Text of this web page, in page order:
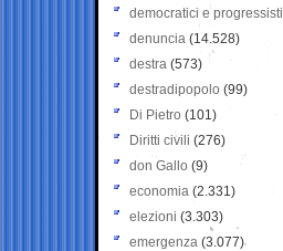
democratici e progressisti
denuncia (14.528)
destra (573)
destradipopolo (99)
Di Pietro (101)
Diritti civili (276)
don Gallo (9)
economia (2.331)
elezioni (3.303)
emergenza (3.077)